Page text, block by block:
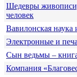
Шедевры живописи,
человек
Вавилонская
Электронные и
Сын ведьмы –
Компания